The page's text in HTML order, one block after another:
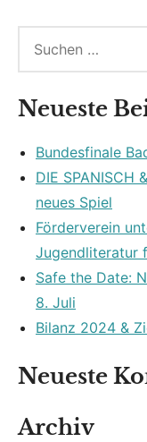
Neueste
Bundesfinale
DIE SPANISCH
neues Spiel
Förderverein
Jugendliteratur
Safe the Date:
8. Juli
Bilanz 2024 &
Neueste
Archiv